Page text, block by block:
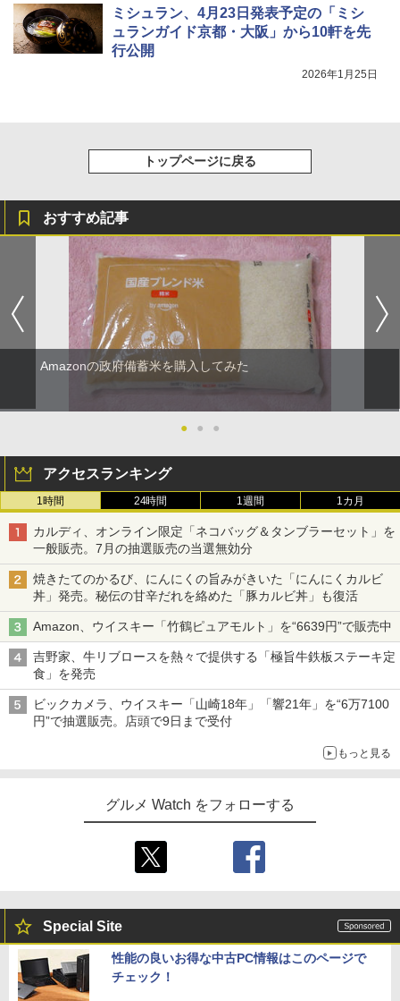
ミシュラン、4月23日発表予定の「ミシ
ュランガイド京都・大阪」から10軒を先
行公開
2026年1月25日
トップページに戻る
おすすめ記事
Amazonの政府備蓄米を購入してみた
● ● ●
アクセスランキング
1時間 24時間 1週間 1カ月
カルディ、オンライン限定「ネコバッグ＆タンブラーセット」を
一般販売。7月の抽選販売の当選無効分
焼きたてのかるび、にんにくの旨みがきいた「にんにくカルビ
丼」発売。秘伝の甘辛だれを絡めた「豚カルビ丼」も復活
Amazon、ウイスキー「竹鶴ピュアモルト」を“6639円”で販売中
吉野家、牛リブロースを熱々で提供する「極旨牛鉄板ステーキ定
食」を発売
ビックカメラ、ウイスキー「山崎18年」「響21年」を“6万7100
円”で抽選販売。店頭で9日まで受付
もっと見る
グルメ Watch をフォローする
Special Site
性能の良いお得な中古PC情報はこのページで
チェック！